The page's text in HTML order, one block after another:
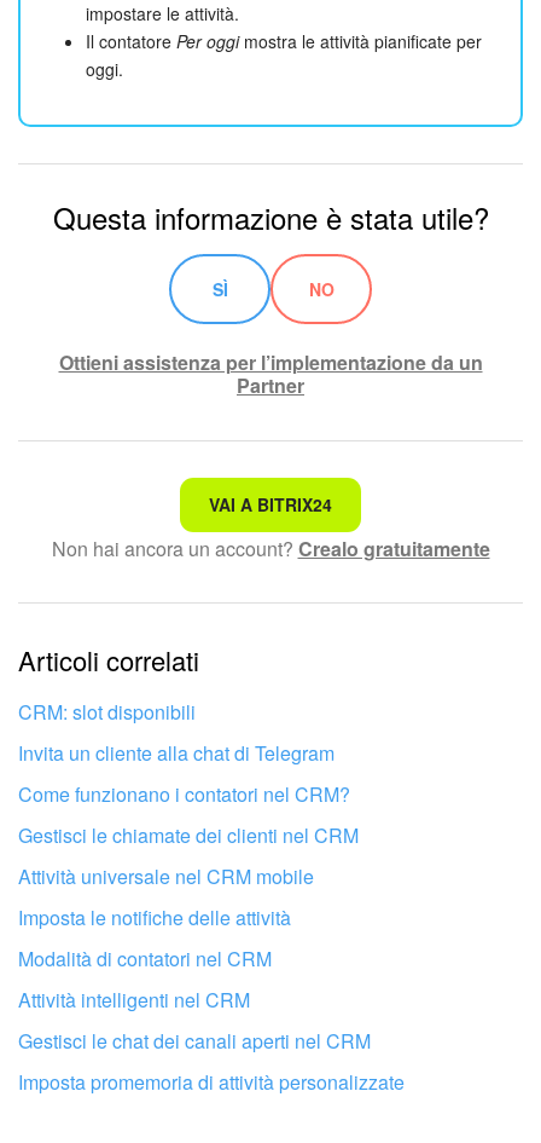
impostare le attività.
Il contatore Per oggimostra le attività pianificate per
oggi.
Questa informazione è stata utile?
SÌ NO
Ottieni assistenza per l’implementazione da un
Partner
Non è quello che sto cercando.
Testo complesso e incomprensibile
Le informazioni sono obsolete.
Troppo breve, ho bisogno di maggiori informazioni.
Non mi soddisfa come funziona questo strumento
VAI A BITRIX24
Non hai ancora un account? Crealo gratuitamente
Articoli correlati
CRM: slot disponibili
Invita un cliente alla chat di Telegram
Come funzionano i contatori nel CRM?
Gestisci le chiamate dei clienti nel CRM
Attività universale nel CRM mobile
Imposta le notifiche delle attività
Modalità di contatori nel CRM
Attività intelligenti nel CRM
Gestisci le chat dei canali aperti nel CRM
Imposta promemoria di attività personalizzate